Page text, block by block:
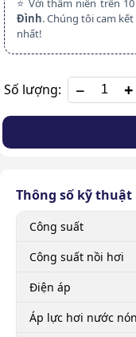
⭐ Với thâm niên trên
Đình. Chúng tôi cam
nhất!
Số lượng: +
Thông số kỹ thuật
Công suất
Công suất nồi hơi
Điện áp
Áp lực hơi nước